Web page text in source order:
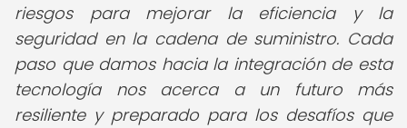
riesgos para mejorar la eficiencia y la
seguridad en la cadena de suministro. Cada
paso que damos hacia la integración de esta
tecnología nos acerca a un futuro más
resiliente y preparado para los desafíos que